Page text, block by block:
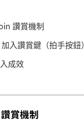
讚賞機制
入讚賞鍵（拍手按鈕）
成效
賞機制